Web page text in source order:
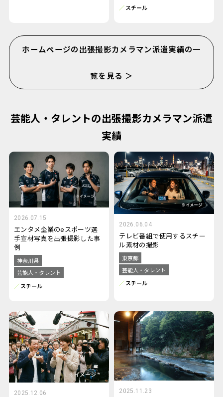
スチール
ホームページの出張撮影カメラマン派遣実績の一
覧を見る ＞
芸能人・タレントの出張撮影カメラマン派遣
実績
2026.07.15
エンタメ企業のeスポーツ選
手宣材写真を出張撮影した事
例
神奈川県
芸能人・タレント
スチール
2026.06.04
テレビ番組で使用するスチー
ル素材の撮影
東京都
芸能人・タレント
スチール
2025.12.06 2025.11.23